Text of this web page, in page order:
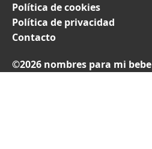
Política de cookies
Política de privacidad
Contacto
©2026 nombres para mi bebe